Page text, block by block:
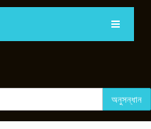
অনুসন্ধান